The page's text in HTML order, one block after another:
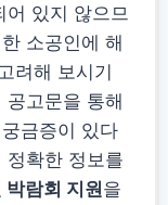
있지 않으므
소공인에 해
려해 보시기
고문을 통해
금증이 있다
정확한 정보를
박람회 지원을